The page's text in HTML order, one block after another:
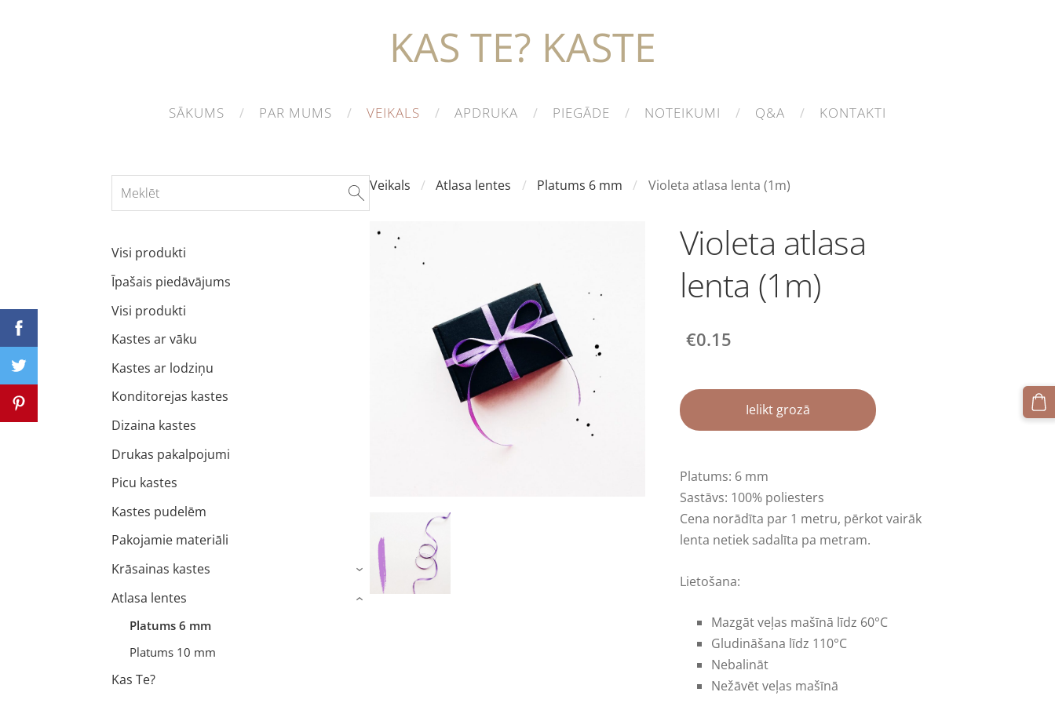
KAS TE? KASTE
SĀKUMS PAR MUMS VEIKALS APDRUKA PIEGĀDE NOTEIKUMI Q&A KONTAKTI
Visi produkti
Īpašais piedāvājums
Visi produkti
Kastes ar vāku
Kastes ar lodziņu
Konditorejas kastes
Dizaina kastes
Drukas pakalpojumi
Picu kastes
Kastes pudelēm
Pakojamie materiāli
Krāsainas kastes
›
Atlasa lentes
Platums 6 mm
Platums 10 mm
›
Kas Te?
Veikals Atlasa lentes Platums 6 mm Violeta atlasa lenta (1m)
Violeta atlasa
lenta (1m)
€0.15
Ielikt grozā
Platums: 6 mm
Sastāvs: 100% poliesters
Cena norādīta par 1 metru, pērkot vairāk
lenta netiek sadalīta pa metram.
Lietošana:
Mazgāt veļas mašīnā līdz 60°C
Gludināšana līdz 110°C
Nebalināt
Nežāvēt veļas mašīnā